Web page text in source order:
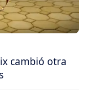
cambió otra